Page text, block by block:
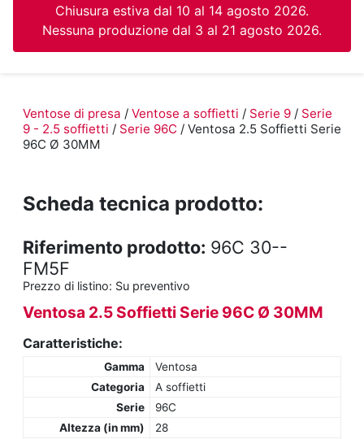
Chiusura estiva dal 10 al 14 agosto 2026.
Nessuna produzione dal 3 al 21 agosto 2026.
Ventose di presa / Ventose a soffietti / Serie 9 / Serie
9 - 2.5 soffietti / Serie 96C / Ventosa 2.5 Soffietti Serie
96C Ø 30MM
Scheda tecnica prodotto:
Riferimento prodotto: 96C 30--
FM5F
Prezzo di listino: Su preventivo
Ventosa 2.5 Soffietti Serie 96C Ø 30MM
Caratteristiche:
Gamma
Ventosa
Categoria
A soffietti
Serie
96C
Altezza (in mm)
28